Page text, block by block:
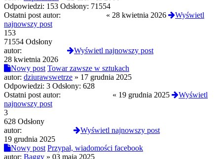
Odpowiedzi: 153 Odsłony: 71554
Ostatni post autor:
« 28 kwietnia 2026
Wyświetl
najnowszy post
153
71554 Odsłony
autor:
Wyświetl najnowszy post
28 kwietnia 2026
Nowy post Towar zawsze w sztukach
autor: dziurawswetrze » 17 grudnia 2025
Odpowiedzi: 3 Odsłony: 628
Ostatni post autor:
« 19 grudnia 2025
Wyświetl
najnowszy post
3
628 Odsłony
autor:
Wyświetl najnowszy post
19 grudnia 2025
Nowy post Przypał, wiadomości facebook
autor: Baggy » 03 maja 2025